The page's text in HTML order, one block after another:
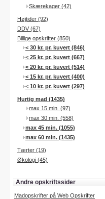
Skærekager (42)
Højtider (92)
DDV (67)
Billige opskrifter (850)
< 30 kr. pr. kuvert (846)
< 25 kr. pr. kuvert (667)
< 20 kr. pr. kuvert (514)
< 15 kr. pr. kuvert (400)
< 10 kr. pr. kuvert (297)
Hurtig mad (1435)
max 15 min. (97)
max 30 min. (558)
max 45 min. (1055)
max 60 min. (1435)
Tærter (19)
Økologi (45)
Andre opskriftssider
Madopskrifter på Web Opskrifter